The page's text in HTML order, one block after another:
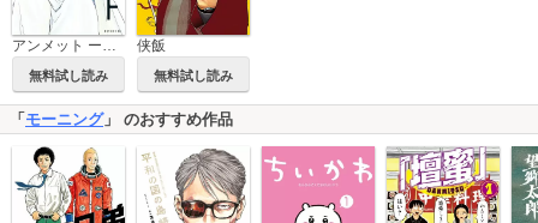
アンメット ーある脳外科医の日記ー
無料試し読み
侠飯
無料試し読み
「 モーニング」 のおすすめ作品